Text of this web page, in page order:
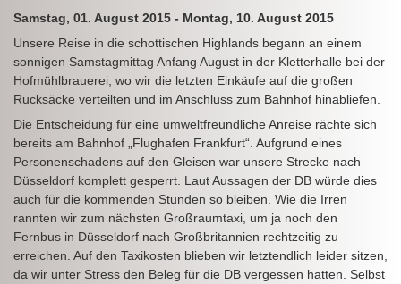
Samstag, 01. August 2015 - Montag, 10. August 2015
Unsere Reise in die schottischen Highlands begann an einem
sonnigen Samstagmittag Anfang August in der Kletterhalle bei der
Hofmühlbrauerei, wo wir die letzten Einkäufe auf die großen
Rucksäcke verteilten und im Anschluss zum Bahnhof hinabliefen.
Die Entscheidung für eine umweltfreundliche Anreise rächte sich
bereits am Bahnhof „Flughafen Frankfurt“. Aufgrund eines
Personenschadens auf den Gleisen war unsere Strecke nach
Düsseldorf komplett gesperrt. Laut Aussagen der DB würde dies
auch für die kommenden Stunden so bleiben. Wie die Irren
rannten wir zum nächsten Großraumtaxi, um ja noch den
Fernbus in Düsseldorf nach Großbritannien rechtzeitig zu
erreichen. Auf den Taxikosten blieben wir letztendlich leider sitzen,
da wir unter Stress den Beleg für die DB vergessen hatten. Selbst